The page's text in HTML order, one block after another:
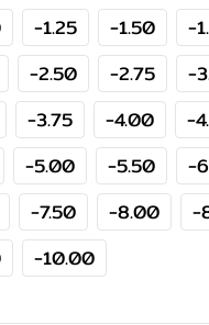
-1.25 -1.50
-
-2.50 -2.75
-
-3.75 -4.00
-
-5.00 -5.50
-
-7.50 -8.00
-
-10.00